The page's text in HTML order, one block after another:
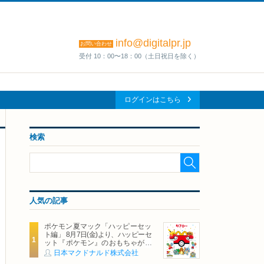
お問い合わせ info@digitalpr.jp
受付 10：00〜18：00（土日祝日を除く）
ログインはこちら
検索
人気の記事
ポケモン夏マック「ハッピーセッ
ト編」 8月7日(金)より、ハッピーセ
ット『ポケモン』のおもちゃが期
間限定登場
日本マクドナルド株式会社